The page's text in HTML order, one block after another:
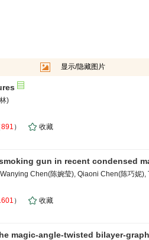
显示/隐藏图片
)
891 ）
收藏
gun in recent condensed
Chen(陈婉莹), Qiaoni Chen(陈巧妮),
）
收藏
magic-angle-twisted bilayer-